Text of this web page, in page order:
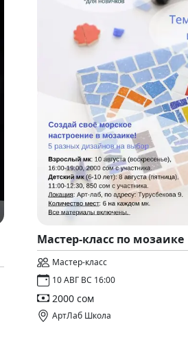
Мастер-класс по мозаике
Мастер-класс
10 АВГ ВС 16:00
2000 сом
АртЛаб Школа